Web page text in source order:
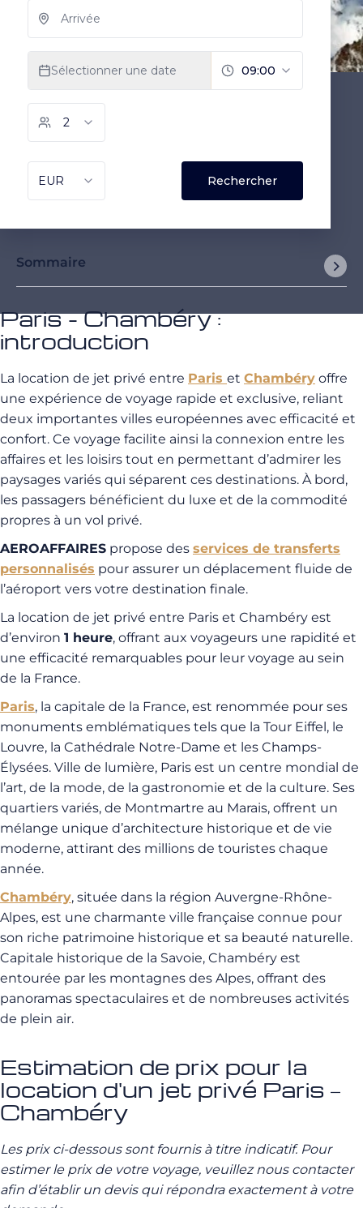
Sommaire
Paris - Chambéry :
introduction
La location de jet privé entre Paris et Chambéry offre
une expérience de voyage rapide et exclusive, reliant
deux importantes villes européennes avec efficacité et
confort. Ce voyage facilite ainsi la connexion entre les
affaires et les loisirs tout en permettant d’admirer les
paysages variés qui séparent ces destinations. À bord,
les passagers bénéficient du luxe et de la commodité
propres à un vol privé.
AEROAFFAIRES propose des services de transferts
personnalisés pour assurer un déplacement fluide de
l’aéroport vers votre destination finale.
La location de jet privé entre Paris et Chambéry est
d’environ 1 heure, offrant aux voyageurs une rapidité et
une efficacité remarquables pour leur voyage au sein
de la France.
Paris, la capitale de la France, est renommée pour ses
monuments emblématiques tels que la Tour Eiffel, le
Louvre, la Cathédrale Notre-Dame et les Champs-
Élysées. Ville de lumière, Paris est un centre mondial de
l’art, de la mode, de la gastronomie et de la culture. Ses
quartiers variés, de Montmartre au Marais, offrent un
mélange unique d’architecture historique et de vie
moderne, attirant des millions de touristes chaque
année.
Chambéry, située dans la région Auvergne-Rhône-
Alpes, est une charmante ville française connue pour
son riche patrimoine historique et sa beauté naturelle.
Capitale historique de la Savoie, Chambéry est
entourée par les montagnes des Alpes, offrant des
panoramas spectaculaires et de nombreuses activités
de plein air.
Estimation de prix pour la
location d'un jet privé Paris –
Chambéry
Les prix ci-dessous sont fournis à titre indicatif. Pour
estimer le prix de votre voyage, veuillez nous contacter
afin d’établir un devis qui répondra exactement à votre